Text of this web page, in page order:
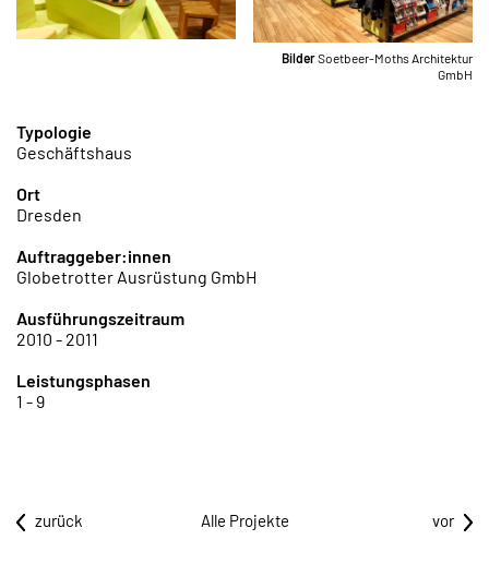
BilderSoetbeer-Moths Architektur
GmbH
Typologie
Geschäftshaus
Ort
Dresden
Auftraggeber:innen
Globetrotter Ausrüstung GmbH
Ausführungszeitraum
2010 - 2011
Leistungsphasen
1 - 9
zurück Alle Projekte vor